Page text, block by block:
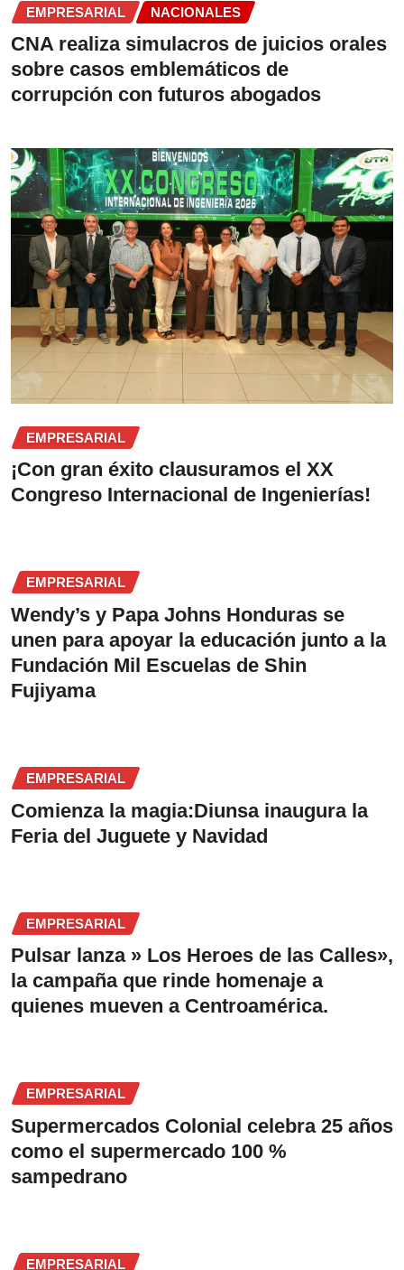
EMPRESARIAL NACIONALES
CNA realiza simulacros de juicios orales
sobre casos emblemáticos de
corrupción con futuros abogados
EMPRESARIAL
¡Con gran éxito clausuramos el XX
Congreso Internacional de Ingenierías!
EMPRESARIAL
Wendy’s y Papa Johns Honduras se
unen para apoyar la educación junto a la
Fundación Mil Escuelas de Shin
Fujiyama
EMPRESARIAL
Comienza la magia:Diunsa inaugura la
Feria del Juguete y Navidad
EMPRESARIAL
Pulsar lanza » Los Heroes de las Calles»,
la campaña que rinde homenaje a
quienes mueven a Centroamérica.
EMPRESARIAL
Supermercados Colonial celebra 25 años
como el supermercado 100 %
sampedrano
EMPRESARIAL